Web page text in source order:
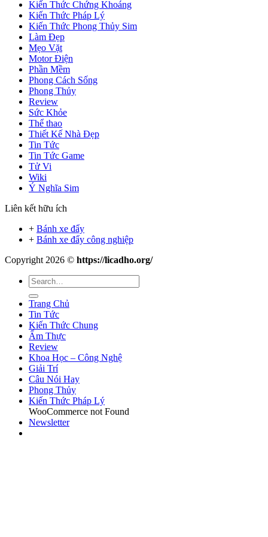
Kiến Thức Chứng Khoáng
Kiến Thức Pháp Lý
Kiến Thức Phong Thủy Sim
Làm Đẹp
Mẹo Vặt
Motor Điện
Phần Mềm
Phong Cách Sống
Phong Thủy
Review
Sức Khỏe
Thể thao
Thiết Kế Nhà Đẹp
Tin Tức
Tin Tức Game
Tử Vi
Wiki
Ý Nghĩa Sim
Liên kết hữu ích
+ Bánh xe đẩy
+ Bánh xe đẩy công nghiệp
Copyright 2026 © https://licadho.org/
Trang Chủ
Tin Tức
Kiến Thức Chung
Ẩm Thực
Review
Khoa Học – Công Nghệ
Giải Trí
Câu Nói Hay
Phong Thủy
Kiến Thức Pháp Lý
WooCommerce not Found
Newsletter